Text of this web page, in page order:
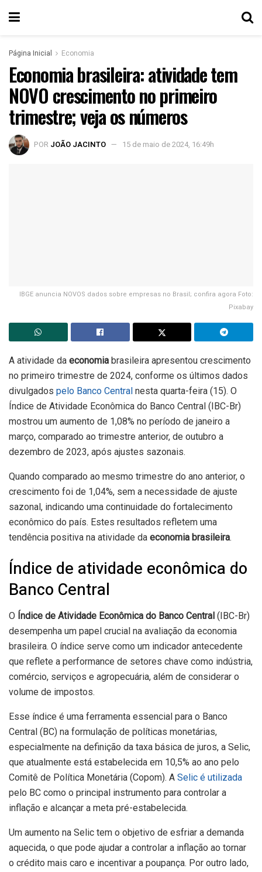
Página Inicial Economia
Economia brasileira: atividade tem
NOVO crescimento no primeiro
trimestre; veja os números
POR JOÃO JACINTO 15 de maio de 2024, 16:49h
IBGE anuncia NOVOS dados sobre empresas no Brasil; confira agora Foto:
Pixabay
A atividade da economia brasileira apresentou crescimento
no primeiro trimestre de 2024, conforme os últimos dados
divulgados pelo Banco Central nesta quarta-feira (15). O
Índice de Atividade Econômica do Banco Central (IBC-Br)
mostrou um aumento de 1,08% no período de janeiro a
março, comparado ao trimestre anterior, de outubro a
dezembro de 2023, após ajustes sazonais.
Quando comparado ao mesmo trimestre do ano anterior, o
crescimento foi de 1,04%, sem a necessidade de ajuste
sazonal, indicando uma continuidade do fortalecimento
econômico do país. Estes resultados refletem uma
tendência positiva na atividade da economia brasileira.
Índice de atividade econômica do
Banco Central
O Índice de Atividade Econômica do Banco Central (IBC-Br)
desempenha um papel crucial na avaliação da economia
brasileira. O índice serve como um indicador antecedente
que reflete a performance de setores chave como indústria,
comércio, serviços e agropecuária, além de considerar o
volume de impostos.
Esse índice é uma ferramenta essencial para o Banco
Central (BC) na formulação de políticas monetárias,
especialmente na definição da taxa básica de juros, a Selic,
que atualmente está estabelecida em 10,5% ao ano pelo
Comitê de Política Monetária (Copom). A Selic é utilizada
pelo BC como o principal instrumento para controlar a
inflação e alcançar a meta pré-estabelecida.
Um aumento na Selic tem o objetivo de esfriar a demanda
aquecida, o que pode ajudar a controlar a inflação ao tornar
o crédito mais caro e incentivar a poupança. Por outro lado,